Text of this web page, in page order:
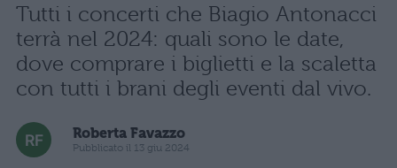
Tutti i concerti che Biagio Antonacci
terrà nel 2024: quali sono le date,
dove comprare i biglietti e la scaletta
con tutti i brani degli eventi dal vivo.
Roberta Favazzo
Pubblicato il 13 giu 2024